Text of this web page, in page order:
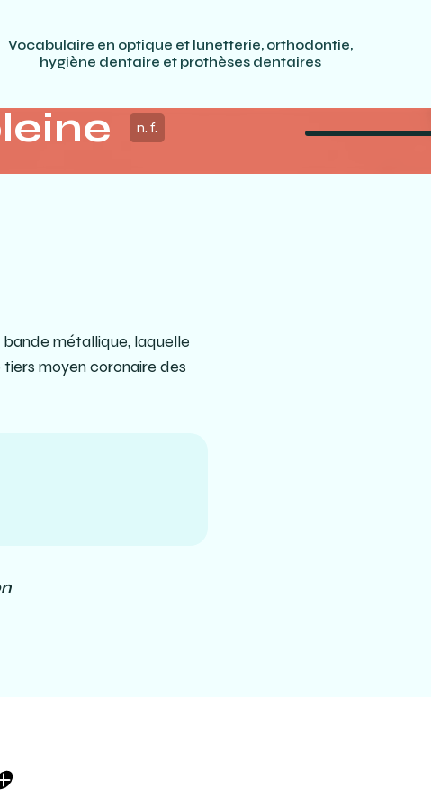
Vocabulaire en optique et lunetterie, orthodontie,
hygiène dentaire et prothèses dentaires
n. f.
métallique, laquelle
moyen coronaire des